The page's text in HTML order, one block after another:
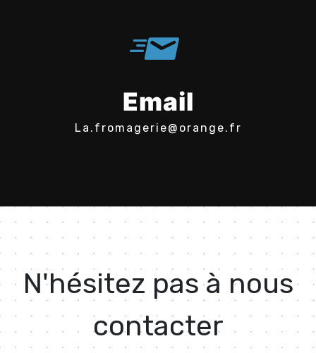
Email
la.fromagerie@orange.fr
N'hésitez pas à nous
contacter